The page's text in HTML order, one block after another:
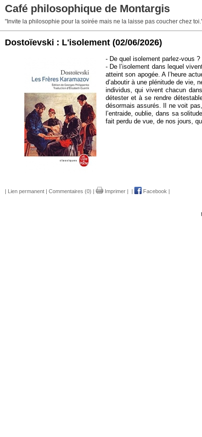
Café philosophique de Montargis
"Invite la philosophie pour la soirée mais ne la laisse pas coucher chez
Dostoïevski : L'isolement (02/06/2026)
- De quel isolement parlez-vous ?
- De l’isolement dans lequel
atteint son apogée. A l’heure
d’aboutir à une plénitude de vie,
individus, qui vivent chacun
détester et à se rendre
désormais assurés. Il ne voit
l’entraide, oublie, dans sa
fait perdu de vue, de nos jours,
| Lien permanent | Commentaires (0) | Imprimer | | Facebook |